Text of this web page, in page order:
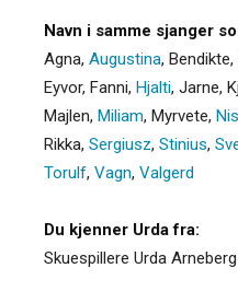
Navn i samme sjanger
Agna, Augustina, Bendikte,
Eyvor, Fanni, Hjalti, Jarne,
Majlen, Miliam, Myrvete,
Rikka, Sergiusz, Stinius,
Torulf, Vagn, Valgerd
Du kjenner Urda fra:
Skuespillere Urda